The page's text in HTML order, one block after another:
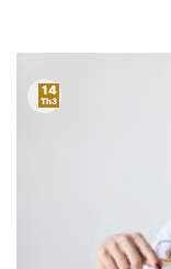
14
Th3